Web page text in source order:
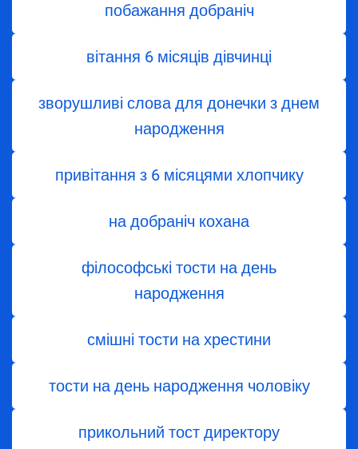
побажання добраніч
вітання 6 місяців дівчинці
зворушливі слова для донечки з днем
народження
привітання з 6 місяцями хлопчику
на добраніч кохана
філософські тости на день
народження
смішні тости на хрестини
тости на день народження чоловіку
прикольний тост директору